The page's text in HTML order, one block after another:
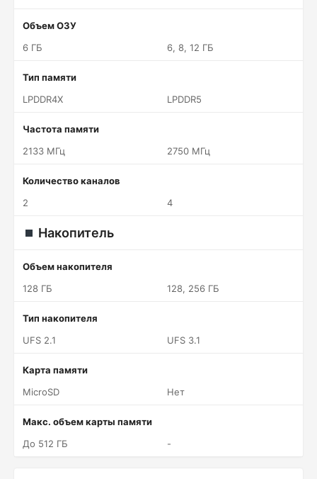
Объем ОЗУ
6 ГБ
6, 8, 12 ГБ
Тип памяти
LPDDR4X
LPDDR5
Частота памяти
2133 МГц
2750 МГц
Количество каналов
2
4
Накопитель
Объем накопителя
128 ГБ
128, 256 ГБ
Тип накопителя
UFS 2.1
UFS 3.1
Карта памяти
MicroSD
Нет
Макс. объем карты памяти
До 512 ГБ
-